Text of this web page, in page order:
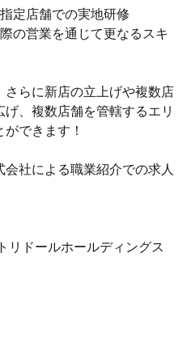
定店舗での実地研修
の営業を通じて更なるスキ
らに新店の立上げや複数店
、複数店舗を管轄するエリ
できます！
社による職業紹介での求人
リドールホールディングス